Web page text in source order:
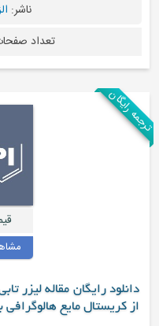
الزویر - Elsevier
تعداد صفحات
قیمت:
مشاهده
رایگان مقاله لیزر تابی
کریستال مایع هالوگرافی با